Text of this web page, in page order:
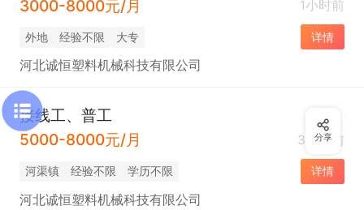
3000-8000元/月
1小时前
外地 经验不限 大专 详情
河北诚恒塑料机械科技有限公司
接线工、普工
5000-8000元/月
3小时前
河渠镇 经验不限 学历不限 详情
河北诚恒塑料机械科技有限公司
分享